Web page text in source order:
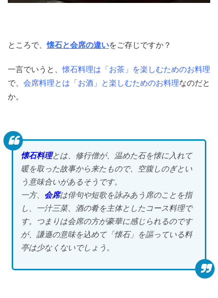
ところで、懐石と会席の違いをご存じですか？
一言でいうと、懐石料理は「お茶」を楽しむためのお料理
で、 会席料理とは「お酒」と楽しむためのお料理なのだと
か。
懐石料理とは、修行僧が、温めた石を懐に入れて
暖を取った故事から来たもので、空腹しのぎとい
う意味合いがあるそうです。
一方、 会席は俳句や短歌を詠みあう席のことを指
し、一汁三菜、酒の肴を主体としたコース料理で
す。つまりは会席の方が豪華に感じられるのです
が、謙遜の意味を込めて「懐石」を謳っている料
亭は少なくないでしょう。